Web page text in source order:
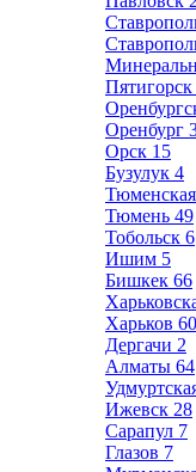
Пятигорск
Оренбург
Орск 15
Бузулук 4
Тюменская
Тюмень 49
Тобольск 6
Ишим 5
Бишкек 66
Харьков 60
Дергачи 2
Алматы 64
Ижевск 28
Сарапул 7
Глазов 7